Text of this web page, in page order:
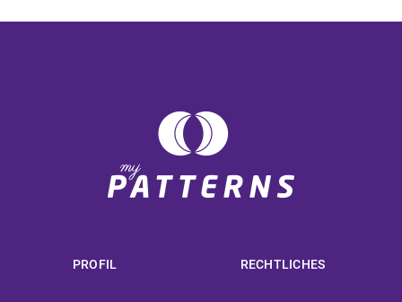
PROFIL RECHTLICHES